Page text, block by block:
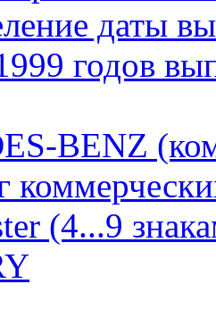
даты
годов
BENZ
(4...9